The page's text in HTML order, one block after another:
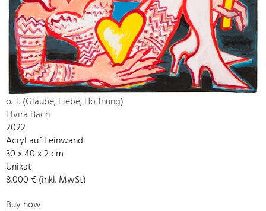
o. T. (Glaube, Liebe, Hoffnung)
Elvira Bach
2022
Acryl auf Leinwand
30 x 40 x 2 cm
Unikat
8.000 € (inkl. MwSt)
Buy now